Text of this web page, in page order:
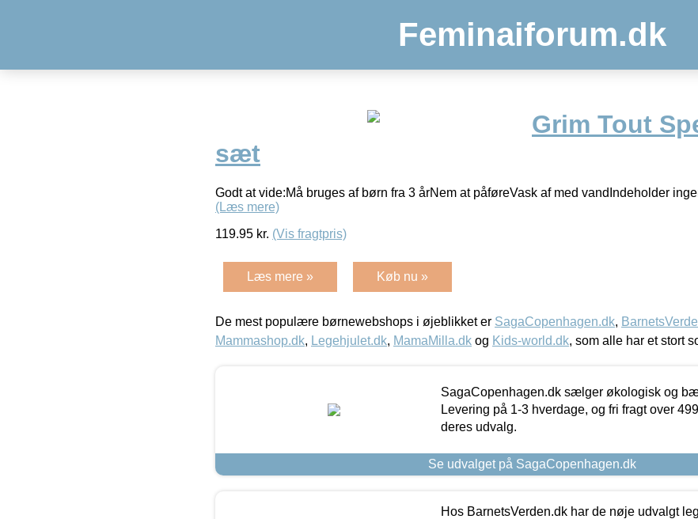
Feminaiforum.dk
Grim Tout
sæt
Godt at vide:Må bruges af børn fra 3 årNem at påføreVask af med vandIndeholder
(Læs mere)
119.95 kr. (Vis fragtpris)
Læs mere » Køb nu »
De mest populære børnewebshops i øjeblikket er SagaCopenhagen.dk,
Mammashop.dk, Legehjulet.dk, MamaMilla.dk og Kids-world.dk, som alle har et stort
SagaCopenhagen.dk sælger økologisk og
Levering på 1-3 hverdage, og fri fragt over
deres udvalg.
Se udvalget på SagaCopenhagen.dk
Hos BarnetsVerden.dk har de nøje udvalgt